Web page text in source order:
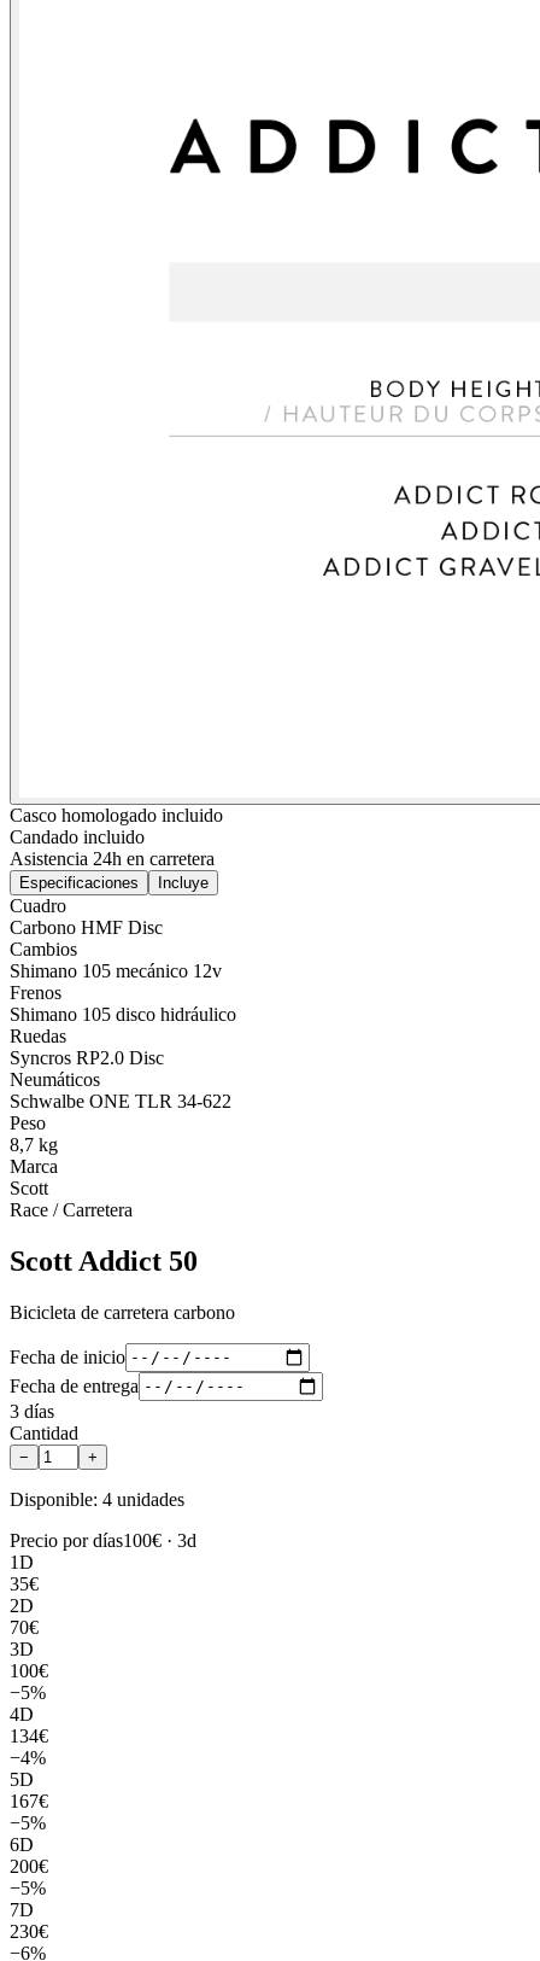
Casco homologado incluido
Candado incluido
Asistencia 24h en carretera
Especificaciones Incluye
Cuadro
Carbono HMF Disc
Cambios
Shimano 105 mecánico 12v
Frenos
Shimano 105 disco hidráulico
Ruedas
Syncros RP2.0 Disc
Neumáticos
Schwalbe ONE TLR 34-622
Peso
8,7 kg
Marca
Scott
Race / Carretera
Scott Addict 50
Bicicleta de carretera carbono
Fecha de inicio
Fecha de entrega
3 días
Cantidad
− +
Disponible: 4 unidades
Precio por días100€ · 3d
1D
35€
2D
70€
3D
100€
−5%
4D
134€
−4%
5D
167€
−5%
6D
200€
−5%
7D
230€
−6%